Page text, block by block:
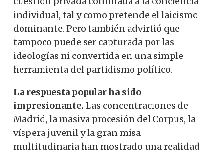
individual, tal y como pretende el laicismo
dominante. Pero también advirtió que
tampoco puede ser capturada por las
ideologías ni convertida en una simple
herramienta del partidismo político.
La respuesta popular ha sido
impresionante. Las concentraciones de
Madrid, la masiva procesión del Corpus, la
víspera juvenil y la gran misa
multitudinaria han mostrado una realidad